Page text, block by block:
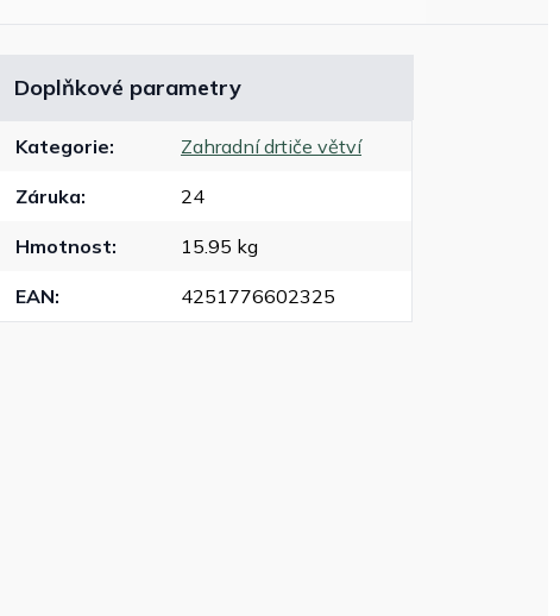
Doplňkové parametry
Kategorie: Zahradní drtiče větví
Záruka: 24
Hmotnost: 15.95 kg
EAN: 4251776602325